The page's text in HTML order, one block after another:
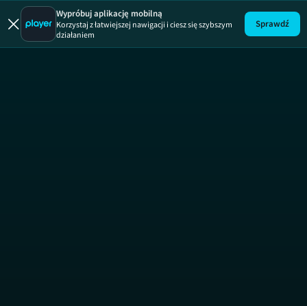
Brzydula
Wypróbuj aplikację mobilną
Korzystaj z łatwiejszej nawigacji i ciesz się szybszym
działaniem
Sprawdź